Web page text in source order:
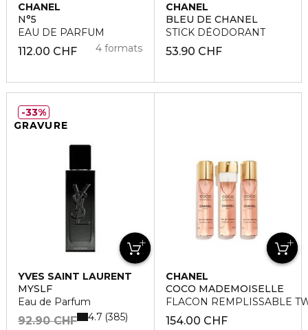
CHANEL
N°5
EAU DE PARFUM
112.00 CHF 4 formats
CHANEL
BLEU DE CHANEL
STICK DÉODORANT
53.90 CHF
GRAVURE
YVES SAINT LAURENT
MYSLF
Eau de Parfum
92.90 CHF 4.7 385
33%
CHANEL
COCO MADEMOISELLE
FLACON REMPLISSABLE
154.00 CHF